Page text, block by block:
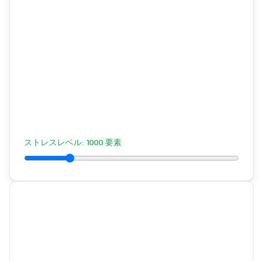
ストレスレベル: 1000 要素